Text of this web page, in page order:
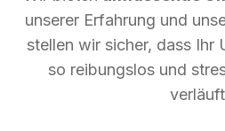
unserer Erfahrung und
stellen wir sicher, dass Ihr
so reibungslos und